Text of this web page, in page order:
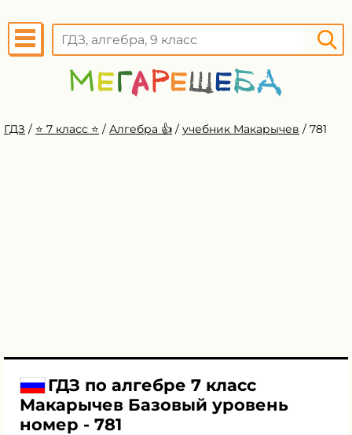
ГДЗ / ⭐️ 7 класс ⭐️ / Алгебра 👍 / учебник Макарычев / 781
ГДЗ по алгебре 7 класс
Макарычев Базовый уровень
номер - 781